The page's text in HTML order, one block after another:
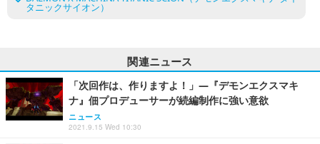
タニックサイオン）
関連ニュース
「次回作は、作りますよ！」―『デモンエクスマキ
ナ』佃プロデューサーが続編制作に強い意欲
ニュース
2021.9.15 Wed 10:30